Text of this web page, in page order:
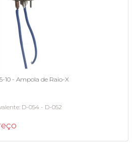
10 - Ampola de Raio-X
D-054 - D-052